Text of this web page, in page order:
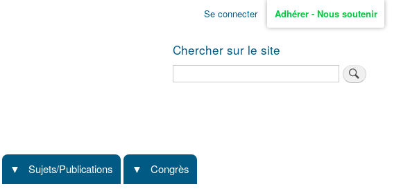
Se connecter Adhérer - Nous soutenir
Chercher sur le site
Sujets/Publications Congrès